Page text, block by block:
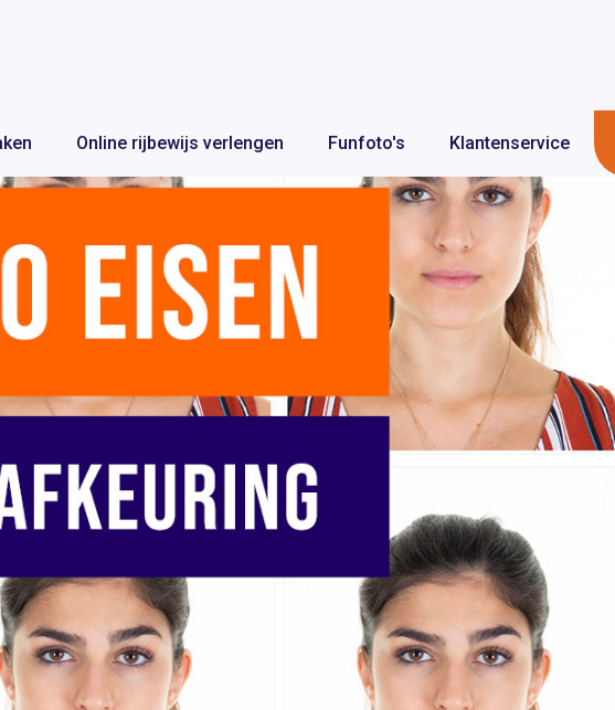
Online rijbewijs verlengen Funfoto's Klantenservice